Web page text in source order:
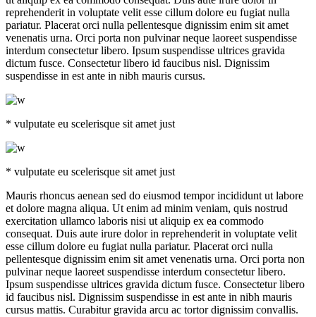
reprehenderit in voluptate velit esse cillum dolore eu fugiat nulla
pariatur. Placerat orci nulla pellentesque dignissim enim sit amet
venenatis urna. Orci porta non pulvinar neque laoreet suspendisse
interdum consectetur libero. Ipsum suspendisse ultrices gravida
dictum fusce. Consectetur libero id faucibus nisl. Dignissim
suspendisse in est ante in nibh mauris cursus.
* vulputate eu scelerisque sit amet just
* vulputate eu scelerisque sit amet just
Mauris rhoncus aenean sed do eiusmod tempor incididunt ut labore
et dolore magna aliqua. Ut enim ad minim veniam, quis nostrud
exercitation ullamco laboris nisi ut aliquip ex ea commodo
consequat. Duis aute irure dolor in reprehenderit in voluptate velit
esse cillum dolore eu fugiat nulla pariatur. Placerat orci nulla
pellentesque dignissim enim sit amet venenatis urna. Orci porta non
pulvinar neque laoreet suspendisse interdum consectetur libero.
Ipsum suspendisse ultrices gravida dictum fusce. Consectetur libero
id faucibus nisl. Dignissim suspendisse in est ante in nibh mauris
cursus mattis. Curabitur gravida arcu ac tortor dignissim convallis.